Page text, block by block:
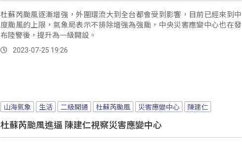
杜蘇芮颱風逐漸增強，外圍環流大到全台都會受到影響，目前已經來到中
度颱風的上限，氣象局表示不排除增強為強颱，中央災害應變中心也在發
布陸警後，提升為一級開設。
2023-07-25 19:26
山海氣象 生活 二級開通 杜蘇芮颱風 災害應變中心 陳建仁
杜蘇芮颱風進逼 陳建仁視察災害應變中心